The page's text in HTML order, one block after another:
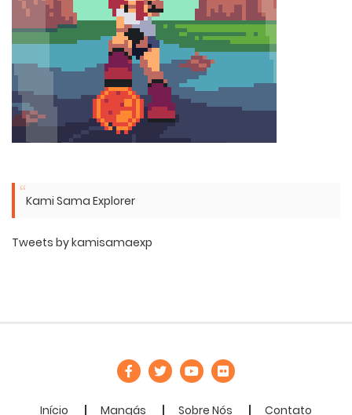
Kami Sama Explorer
Tweets by kamisamaexp
Início Mangás Sobre Nós Contato